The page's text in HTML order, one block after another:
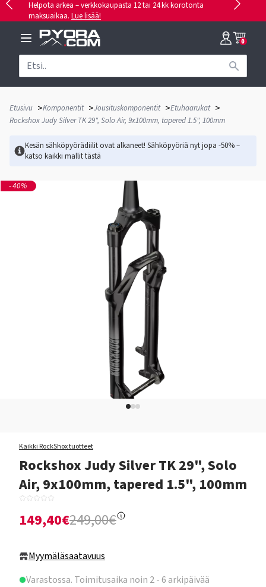
Helpota arkea – verkkokaupasta 12 tai 24 kk korotonta
maksuaikaa. Lue lisää!
0
Etusivu >Komponentit >Jousituskomponentit >Etuhaarukat >
Rockshox Judy Silver TK 29", Solo Air, 9x100mm, tapered 1.5", 100mm
Kesän sähköpyörädiilit ovat alkaneet! Sähköpyöriä nyt jopa -50% –
katso kaikki mallittästä
-40%
Kaikki RockShox tuotteet
Rockshox Judy Silver TK 29", Solo
Air, 9x100mm, tapered 1.5", 100mm
149,40€249,00€
Myymäläsaatavuus
Varastossa. Toimitusaika noin 2 - 6 arkipäivää